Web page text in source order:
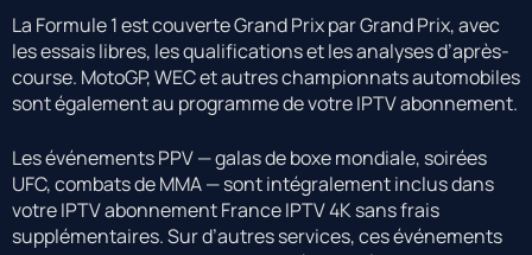
La Formule 1 est couverte Grand Prix par Grand Prix, avec
les essais libres, les qualifications et les analyses d’après-
course. MotoGP, WEC et autres championnats automobiles
sont également au programme de votre IPTV abonnement.
Les événements PPV — galas de boxe mondiale, soirées
UFC, combats de MMA — sont intégralement inclus dans
votre IPTV abonnement France IPTV 4K sans frais
supplémentaires. Sur d’autres services, ces événements